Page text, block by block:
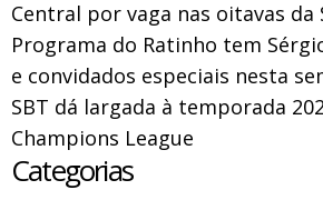
Central por vaga nas oitavas da
Programa do Ratinho tem
e convidados especiais nesta
SBT dá largada à temporada
Champions League
Categorias